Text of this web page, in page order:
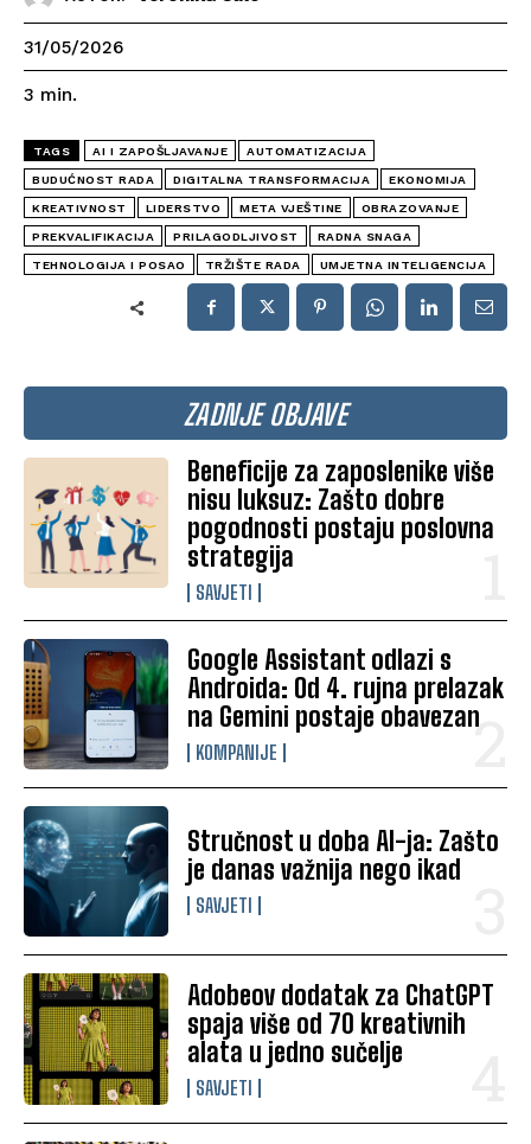
ZADNJE OBJAVE
Beneficije za zaposlenike više
nisu luksuz: Zašto dobre
pogodnosti postaju poslovna
strategija
SAVJETI
Google Assistant odlazi s
Androida: Od 4. rujna prelazak
na Gemini postaje obavezan
KOMPANIJE
Stručnost u doba AI-ja: Zašto
je danas važnija nego ikad
SAVJETI
Adobeov dodatak za ChatGPT
spaja više od 70 kreativnih
alata u jedno sučelje
SAVJETI
31/05/2026
3 min.
TAGS AI I ZAPOŠLJAVANJE AUTOMATIZACIJA
BUDUĆNOST RADA DIGITALNA TRANSFORMACIJA EKONOMIJA
KREATIVNOST LIDERSTVO META VJEŠTINE OBRAZOVANJE
PREKVALIFIKACIJA PRILAGODLJIVOST RADNA SNAGA
TEHNOLOGIJA I POSAO TRŽIŠTE RADA UMJETNA INTELIGENCIJA